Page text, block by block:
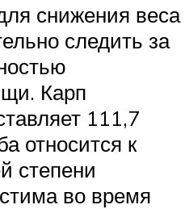
снижения веса
следить за
Карп
111,7
относится к
степени
во время